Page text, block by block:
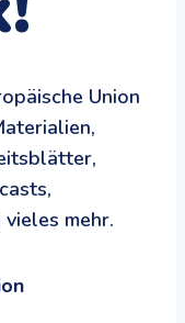
Union
mehr.